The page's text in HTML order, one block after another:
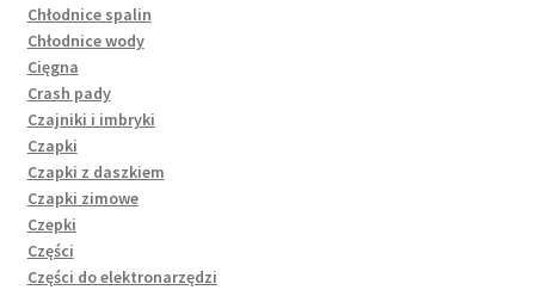
Chłodnice spalin
Chłodnice wody
Cięgna
Crash pady
Czajniki i imbryki
Czapki
Czapki z daszkiem
Czapki zimowe
Czepki
Części
Części do elektronarzędzi